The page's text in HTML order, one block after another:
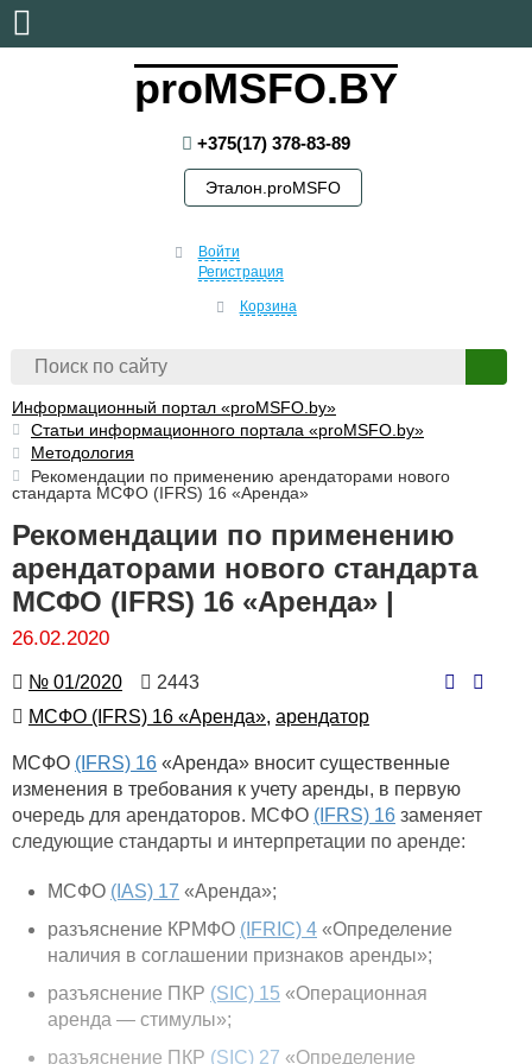
proMSFO.BY
+375(17) 378-83-89
Эталон.proMSFO
Войти
Регистрация
Корзина
Информационный портал «proMSFO.by»
Статьи информационного портала «proMSFO.by»
Методология
Рекомендации по применению арендаторами нового
стандарта МСФО (IFRS) 16 «Аренда»
Рекомендации по применению
арендаторами нового стандарта
МСФО (IFRS) 16 «Аренда» |
26.02.2020
Номер
№ 01/2020
Количество
просмотров
2443
Автор
МСФО (IFRS) 16 «Аренда», арендатор
МСФО (IFRS) 16 «Аренда» вносит существенные
изменения в требования к учету аренды, в первую
очередь для арендаторов. МСФО (IFRS) 16 заменяет
следующие стандарты и интерпретации по аренде:
МСФО (IAS) 17 «Аренда»;
разъяснение КРМФО (IFRIC) 4 «Определение
наличия в соглашении признаков аренды»;
разъяснение ПКР (SIC) 15 «Операционная
аренда — стимулы»;
разъяснение ПКР (SIC) 27 «Определение